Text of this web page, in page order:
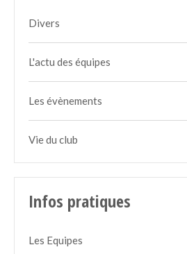
Divers
L'actu des équipes
Les évènements
Vie du club
Infos pratiques
Les Equipes